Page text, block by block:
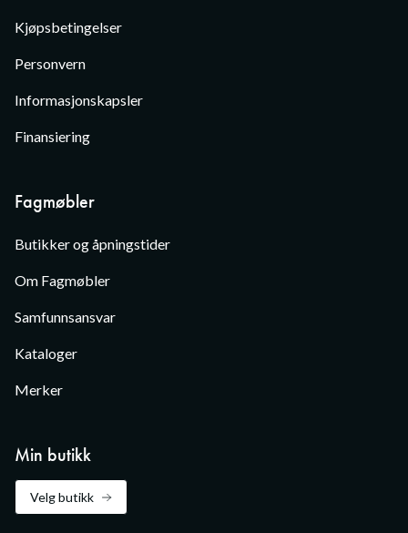
Kjøpsbetingelser
Personvern
Informasjonskapsler
Finansiering
Fagmøbler
Butikker og åpningstider
Om Fagmøbler
Samfunnsansvar
Kataloger
Merker
Min butikk
Velg butikk